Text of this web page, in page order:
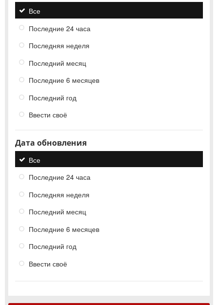
Все
Последние 24 часа
Последняя неделя
Последний месяц
Последние 6 месяцев
Последний год
Ввести своё
Дата обновления
Все
Последние 24 часа
Последняя неделя
Последний месяц
Последние 6 месяцев
Последний год
Ввести своё